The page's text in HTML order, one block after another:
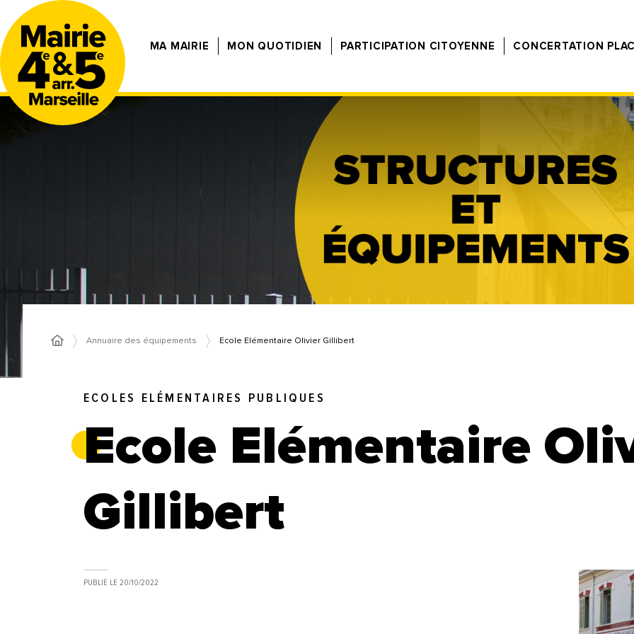
MA MAIRIE MON QUOTIDIEN PARTICIPATION CITOYENNE CONCERTATION
Annuaire des équipements Ecole Elémentaire Olivier Gillibert
ECOLES ELÉMENTAIRES PUBLIQUES
Ecole Elémentaire
Gillibert
PUBLIÉ LE 20/10/2022